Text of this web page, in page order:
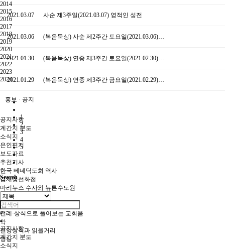
2014
2015
2016
2017
2018
2019
2020
2021
2022
2023
2024
홍보 · 공지
공지사항
계간지 분도
소식지
은인편지
보도자료
추천기사
한국 베네딕도회 역사
겸재정선화첩
마리누스 수사와 뉴튼수도원
38위 시복시성
수도원사도직
전례·상식으로 풀어보는 교회음
악
신앙상식과 읽을거리
영상
2021.03.07 사순 제3주일(2021.03.07) 영적인 성전
2021.03.06 (복음묵상) 사순 제2주간 토요일(2021.03.06)…
2021.01.30 (복음묵상) 연중 제3주간 토요일(2021.02.30)…
2021.01.29 (복음묵상) 연중 제3주간 금요일(2021.02.29)…
1
2
3
4
5
Search
공지사항
계간지 분도
소식지